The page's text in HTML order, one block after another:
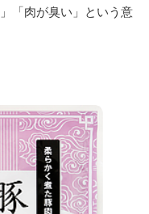
「肉が臭い」という意